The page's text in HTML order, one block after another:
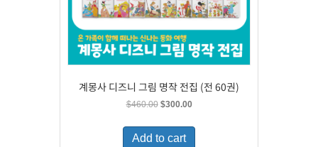
계몽사 디즈니 그림 명작 전집 (전 60권)
$460.00 Original
was:
$460.00.
$300.00Current
is:
Add to cart